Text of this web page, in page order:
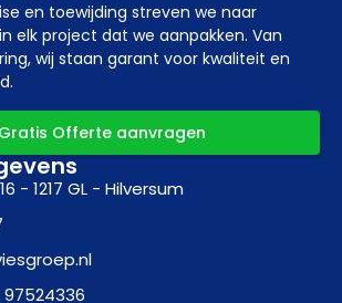
en toewijding streven we naar
elk project dat we aanpakken. Van
wij staan garant voor kwaliteit en
Gratis Offerte aanvragen
- 1217 GL - Hilversum
97524336